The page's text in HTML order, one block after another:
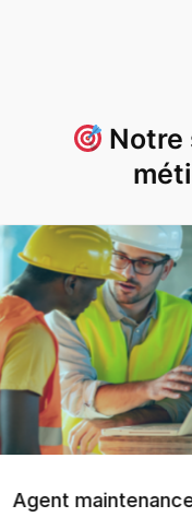
Notre
F)